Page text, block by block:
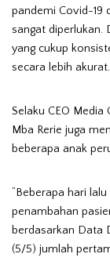
pandemi Covid-19
sangat diperlukan.
yang cukup
secara lebih akurat.
Selaku CEO
Mba Rerie juga
beberapa anak
“Beberapa hari
penambahan
berdasarkan Data
(5/5) jumlah